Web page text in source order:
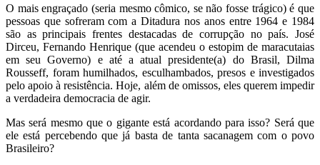
O mais engraçado (seria mesmo cômico, se não fosse trágico) é que
pessoas que sofreram com a Ditadura nos anos entre 1964 e 1984
são as principais frentes destacadas de corrupção no país. José
Dirceu, Fernando Henrique (que acendeu o estopim de maracutaias
em seu Governo) e até a atual presidente(a) do Brasil, Dilma
Rousseff, foram humilhados, esculhambados, presos e investigados
pelo apoio à resistência. Hoje, além de omissos, eles querem impedir
a verdadeira democracia de agir.
Mas será mesmo que o gigante está acordando para isso? Será que
ele está percebendo que já basta de tanta sacanagem com o povo
Brasileiro?